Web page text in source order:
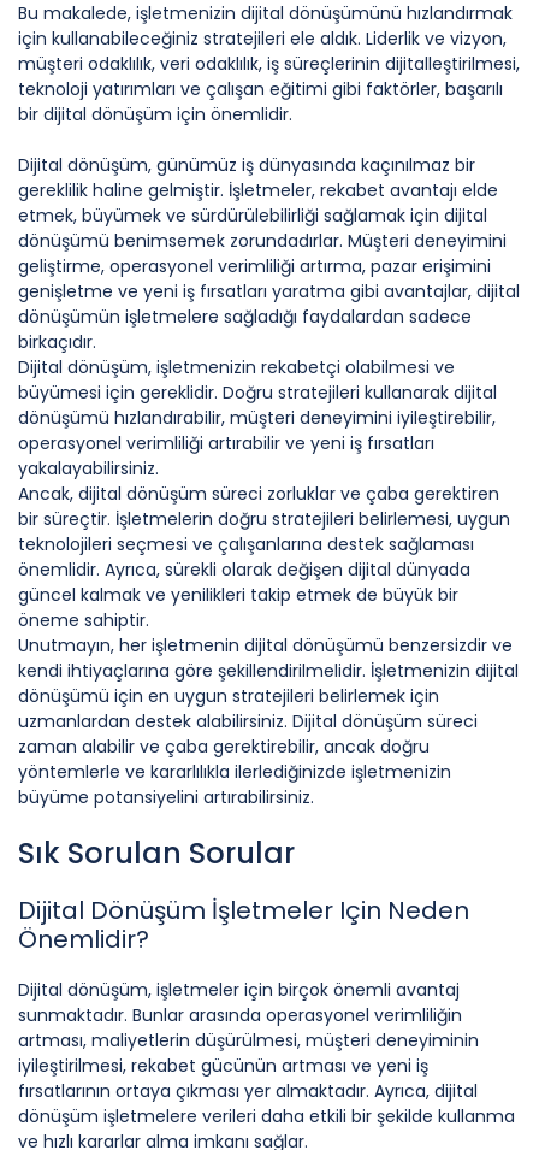
Bu makalede, işletmenizin dijital dönüşümünü hızlandırmak
için kullanabileceğiniz stratejileri ele aldık. Liderlik ve vizyon,
müşteri odaklılık, veri odaklılık, iş süreçlerinin dijitalleştirilmesi,
teknoloji yatırımları ve çalışan eğitimi gibi faktörler, başarılı
bir dijital dönüşüm için önemlidir.
Dijital dönüşüm, günümüz iş dünyasında kaçınılmaz bir
gereklilik haline gelmiştir. İşletmeler, rekabet avantajı elde
etmek, büyümek ve sürdürülebilirliği sağlamak için dijital
dönüşümü benimsemek zorundadırlar. Müşteri deneyimini
geliştirme, operasyonel verimliliği artırma, pazar erişimini
genişletme ve yeni iş fırsatları yaratma gibi avantajlar, dijital
dönüşümün işletmelere sağladığı faydalardan sadece
birkaçıdır.
Dijital dönüşüm, işletmenizin rekabetçi olabilmesi ve
büyümesi için gereklidir. Doğru stratejileri kullanarak dijital
dönüşümü hızlandırabilir, müşteri deneyimini iyileştirebilir,
operasyonel verimliliği artırabilir ve yeni iş fırsatları
yakalayabilirsiniz.
Ancak, dijital dönüşüm süreci zorluklar ve çaba gerektiren
bir süreçtir. İşletmelerin doğru stratejileri belirlemesi, uygun
teknolojileri seçmesi ve çalışanlarına destek sağlaması
önemlidir. Ayrıca, sürekli olarak değişen dijital dünyada
güncel kalmak ve yenilikleri takip etmek de büyük bir
öneme sahiptir.
Unutmayın, her işletmenin dijital dönüşümü benzersizdir ve
kendi ihtiyaçlarına göre şekillendirilmelidir. İşletmenizin dijital
dönüşümü için en uygun stratejileri belirlemek için
uzmanlardan destek alabilirsiniz. Dijital dönüşüm süreci
zaman alabilir ve çaba gerektirebilir, ancak doğru
yöntemlerle ve kararlılıkla ilerlediğinizde işletmenizin
büyüme potansiyelini artırabilirsiniz.
Sık Sorulan Sorular
Dijital Dönüşüm İşletmeler Için Neden
Önemlidir?
Dijital dönüşüm, işletmeler için birçok önemli avantaj
sunmaktadır. Bunlar arasında operasyonel verimliliğin
artması, maliyetlerin düşürülmesi, müşteri deneyiminin
iyileştirilmesi, rekabet gücünün artması ve yeni iş
fırsatlarının ortaya çıkması yer almaktadır. Ayrıca, dijital
dönüşüm işletmelere verileri daha etkili bir şekilde kullanma
ve hızlı kararlar alma imkanı sağlar.